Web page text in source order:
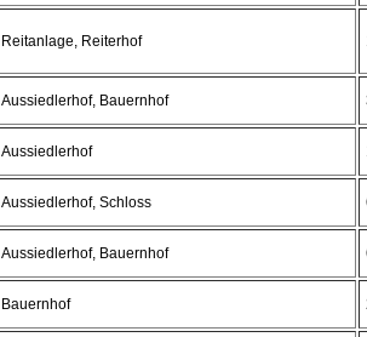
Reitanlage, Reiterhof
Aussiedlerhof, Bauernhof
Aussiedlerhof
Aussiedlerhof, Schloss
Aussiedlerhof, Bauernhof
Bauernhof